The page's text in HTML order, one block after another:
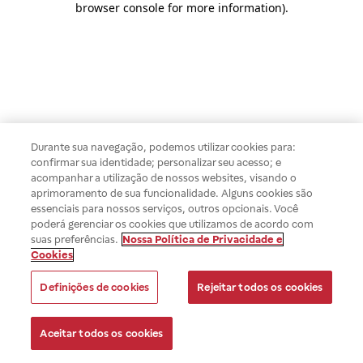
browser console for more information).
Durante sua navegação, podemos utilizar cookies para:
confirmar sua identidade; personalizar seu acesso; e
acompanhar a utilização de nossos websites, visando o
aprimoramento de sua funcionalidade. Alguns cookies são
essenciais para nossos serviços, outros opcionais. Você
poderá gerenciar os cookies que utilizamos de acordo com
suas preferências. Nossa Política de Privacidade e
Cookies
Definições de cookies Rejeitar todos os cookies
Aceitar todos os cookies